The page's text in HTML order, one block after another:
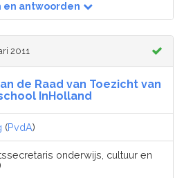
en antwoorden
2011
de Raad van Toezicht van
InHolland
(PvdA)
onderwijs, cultuur en